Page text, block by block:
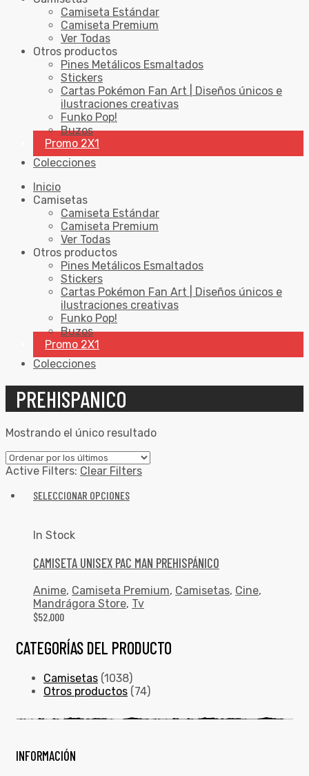
Camiseta Estándar
Camiseta Premium
Ver Todas
Otros productos
Pines Metálicos Esmaltados
Stickers
Cartas Pokémon Fan Art | Diseños únicos e
ilustraciones creativas
Funko Pop!
Buzos
Promo 2X1
Colecciones
Inicio
Camisetas
Camiseta Estándar
Camiseta Premium
Ver Todas
Otros productos
Pines Metálicos Esmaltados
Stickers
Cartas Pokémon Fan Art | Diseños únicos e
ilustraciones creativas
Funko Pop!
Buzos
Promo 2X1
Colecciones
PREHISPANICO
Mostrando el único resultado
Active Filters: Clear Filters
SELECCIONAR OPCIONES
In Stock
CAMISETA UNISEX PAC MAN PREHISPÁNICO
Anime, Camiseta Premium, Camisetas, Cine,
Mandrágora Store, Tv
$52,000
CATEGORÍAS DEL PRODUCTO
Camisetas (1038)
Otros productos (74)
INFORMACIÓN